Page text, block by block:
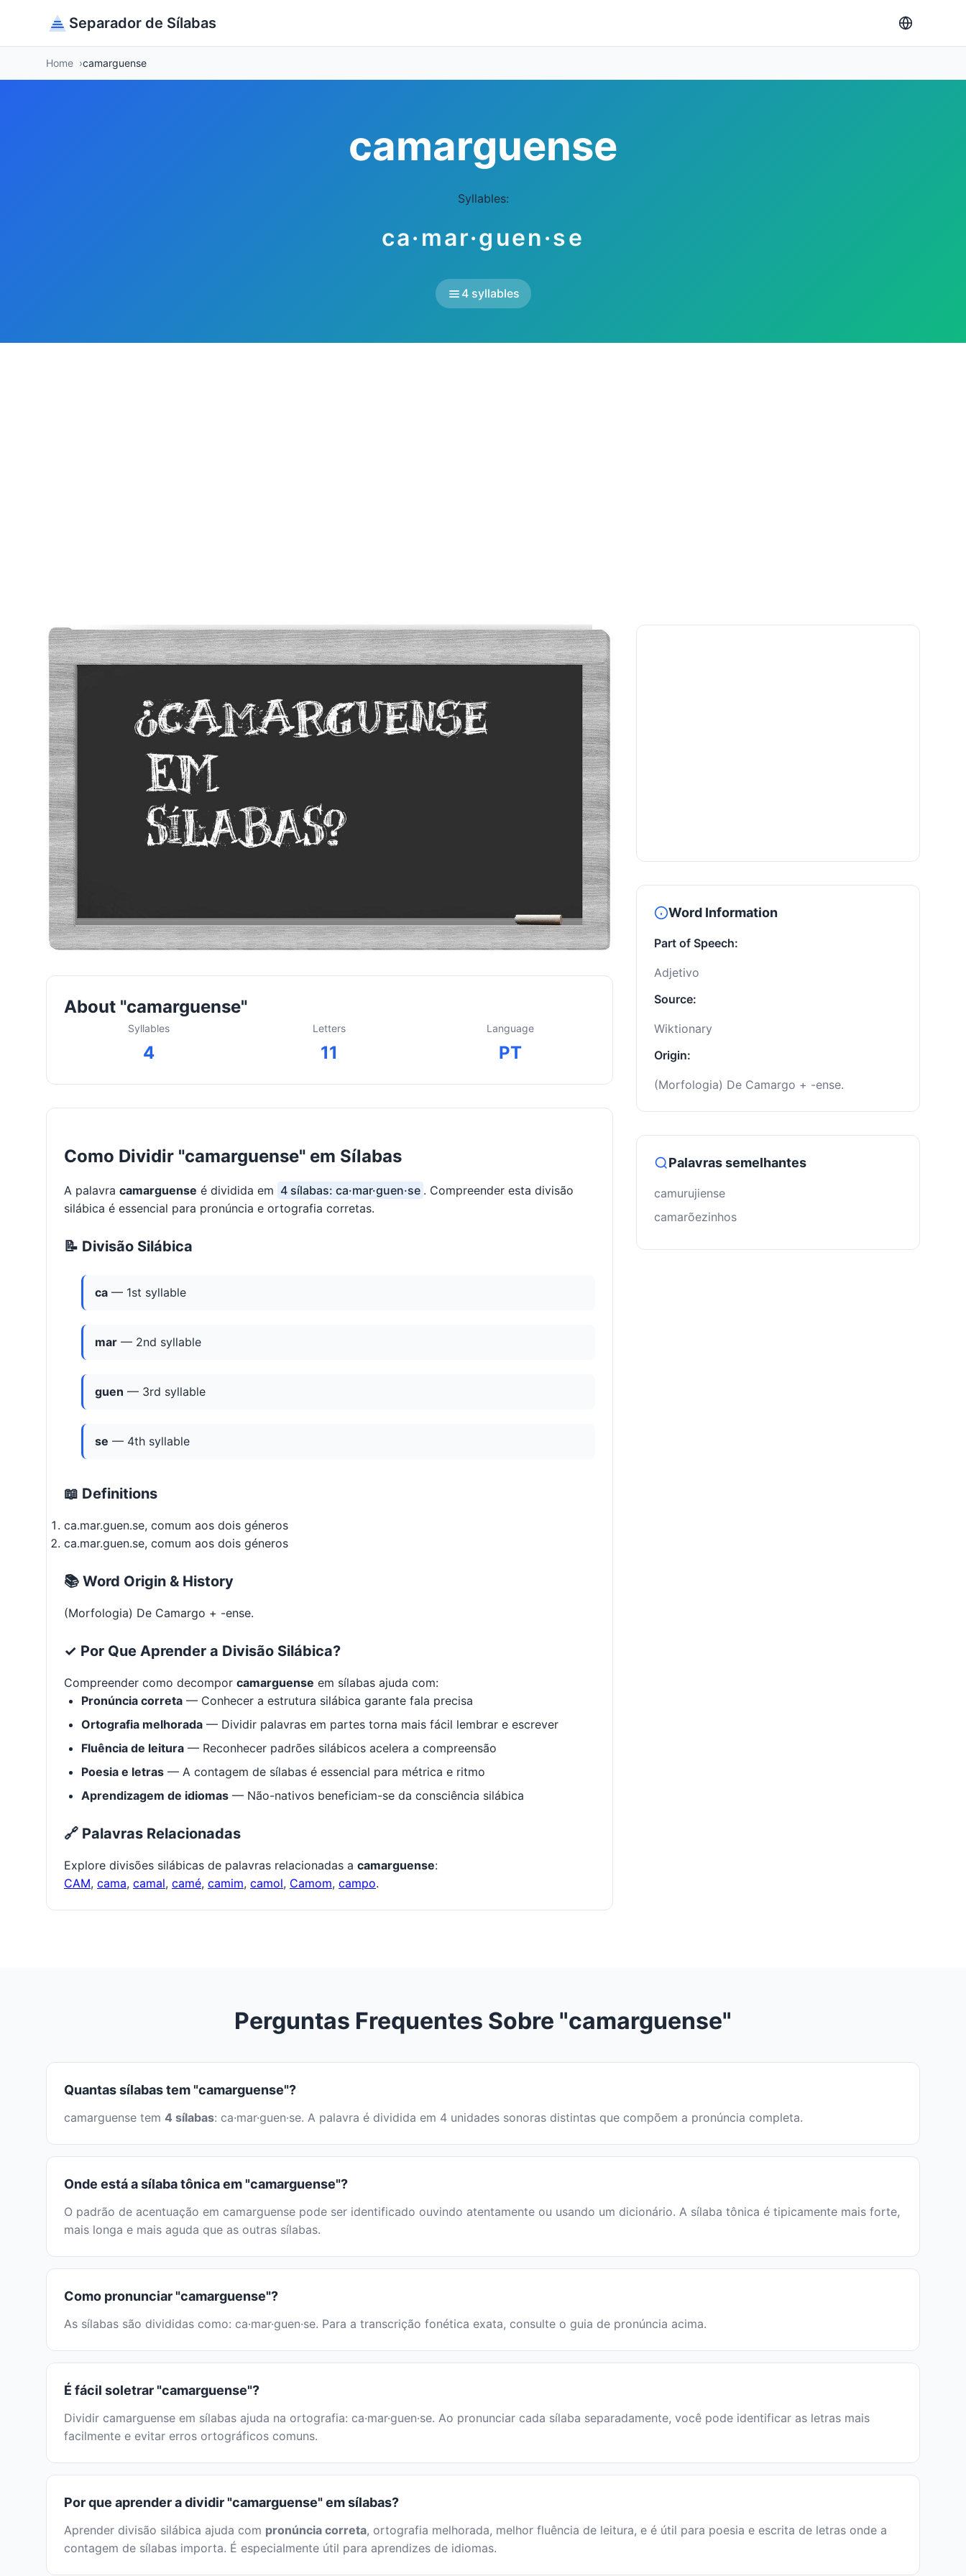
Separador de Sílabas
Home camarguense
camarguense
Syllables:
ca·mar·guen·se
4 syllables
About "camarguense"
Syllables
4
Letters
11
Language
PT
Como Dividir "camarguense" em Sílabas
A palavra camarguense é dividida em 4 sílabas: ca·mar·guen·se . Compreender esta divisão
silábica é essencial para pronúncia e ortografia corretas.
📝 Divisão Silábica
ca — 1st syllable
mar — 2nd syllable
guen — 3rd syllable
se — 4th syllable
📖 Definitions
ca.mar.guen.se, comum aos dois géneros
ca.mar.guen.se, comum aos dois géneros
📚 Word Origin & History
(Morfologia) De Camargo + -ense.
✓ Por Que Aprender a Divisão Silábica?
Compreender como decompor camarguense em sílabas ajuda com:
Pronúncia correta — Conhecer a estrutura silábica garante fala precisa
Ortografia melhorada — Dividir palavras em partes torna mais fácil lembrar e escrever
Fluência de leitura — Reconhecer padrões silábicos acelera a compreensão
Poesia e letras — A contagem de sílabas é essencial para métrica e ritmo
Aprendizagem de idiomas — Não-nativos beneficiam-se da consciência silábica
🔗 Palavras Relacionadas
Explore divisões silábicas de palavras relacionadas a camarguense:
CAM, cama, camal, camé, camim, camol, Camom, campo.
Word Information
Part of Speech:
Adjetivo
Source:
Wiktionary
Origin:
(Morfologia) De Camargo + -ense.
Palavras semelhantes
camurujiense
camarõezinhos
Perguntas Frequentes Sobre "camarguense"
Quantas sílabas tem "camarguense"?
camarguense tem 4 sílabas: ca·mar·guen·se. A palavra é dividida em 4 unidades sonoras distintas que compõem a pronúncia completa.
Onde está a sílaba tônica em "camarguense"?
O padrão de acentuação em camarguense pode ser identificado ouvindo atentamente ou usando um dicionário. A sílaba tônica é tipicamente mais forte,
mais longa e mais aguda que as outras sílabas.
Como pronunciar "camarguense"?
As sílabas são divididas como: ca·mar·guen·se. Para a transcrição fonética exata, consulte o guia de pronúncia acima.
É fácil soletrar "camarguense"?
Dividir camarguense em sílabas ajuda na ortografia: ca·mar·guen·se. Ao pronunciar cada sílaba separadamente, você pode identificar as letras mais
facilmente e evitar erros ortográficos comuns.
Por que aprender a dividir "camarguense" em sílabas?
Aprender divisão silábica ajuda com pronúncia correta, ortografia melhorada, melhor fluência de leitura, e é útil para poesia e escrita de letras onde a
contagem de sílabas importa. É especialmente útil para aprendizes de idiomas.